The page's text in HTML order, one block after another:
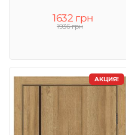
1632 грн
1936 грн
АКЦИЯ!